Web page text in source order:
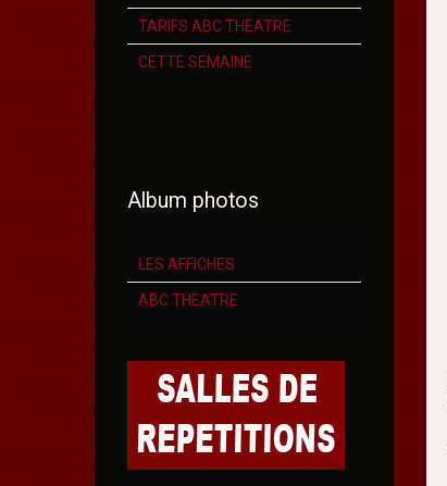
TARIFS ABC THEATRE
CETTE SEMAINE
Album photos
LES AFFICHES
ABC THEATRE